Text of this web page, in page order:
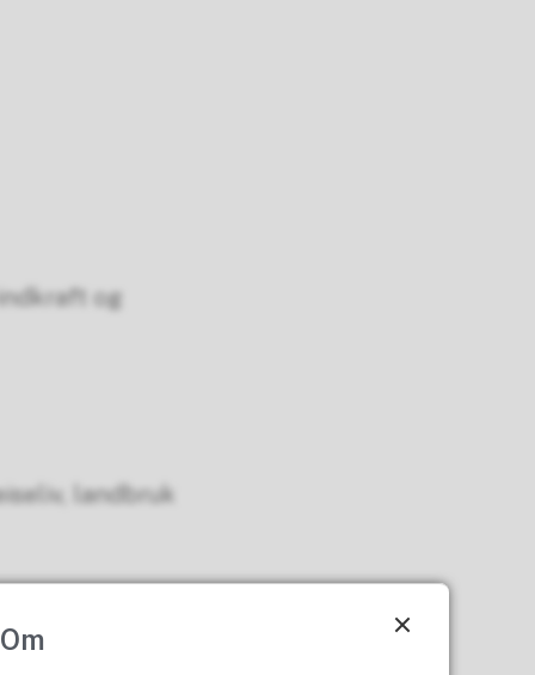
og
landbruk
Om